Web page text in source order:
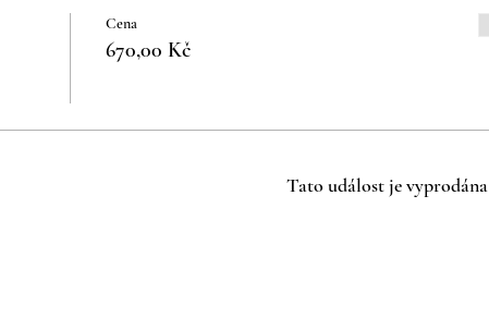
Cena
670,00 Kč
Tato událost je vyprodána